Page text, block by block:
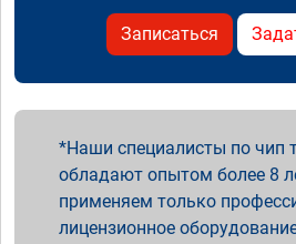
Записаться
Наши специалисты по чип
обладают опытом более 8
применяем только
лицензионное